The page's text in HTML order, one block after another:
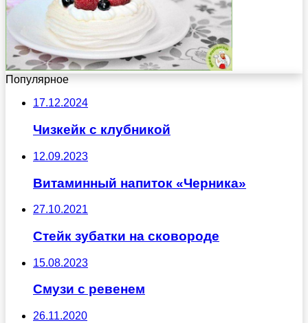
Популярное
17.12.2024
Чизкейк с клубникой
12.09.2023
Витаминный напиток «Черника»
27.10.2021
Стейк зубатки на сковороде
15.08.2023
Смузи с ревенем
26.11.2020